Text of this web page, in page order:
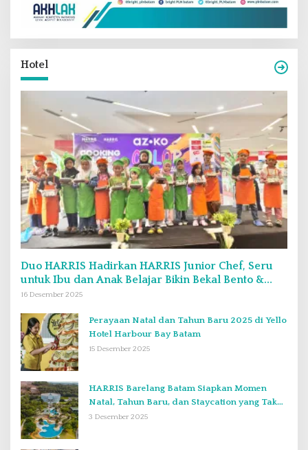
Hotel
Duo HARRIS Hadirkan HARRIS Junior Chef, Seru
untuk Ibu dan Anak Belajar Bikin Bekal Bento &
Kimbab
16 Desember 2025
Perayaan Natal dan Tahun Baru 2025 di Yello
Hotel Harbour Bay Batam
15 Desember 2025
HARRIS Barelang Batam Siapkan Momen
Natal, Tahun Baru, dan Staycation yang Tak
Terlupakan di Desember 2025
3 Desember 2025